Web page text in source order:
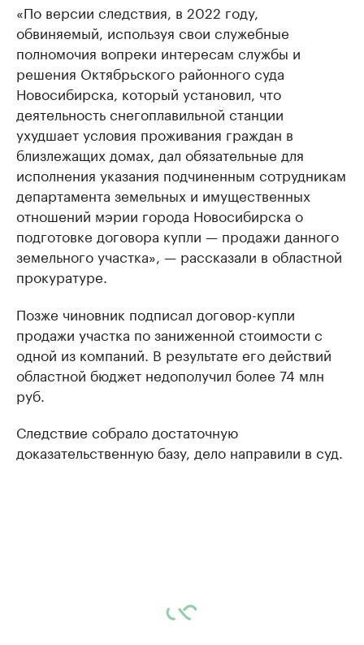
«По версии следствия, в 2022 году,
обвиняемый, используя свои служебные
полномочия вопреки интересам службы и
решения Октябрьского районного суда
Новосибирска, который установил, что
деятельность снегоплавильной станции
ухудшает условия проживания граждан в
близлежащих домах, дал обязательные для
исполнения указания подчиненным сотрудникам
департамента земельных и имущественных
отношений мэрии города Новосибирска о
подготовке договора купли — продажи данного
земельного участка», — рассказали в областной
прокуратуре.
Позже чиновник подписал договор-купли
продажи участка по заниженной стоимости с
одной из компаний. В результате его действий
областной бюджет недополучил более 74 млн
руб.
Следствие собрало достаточную
доказательственную базу, дело направили в суд.